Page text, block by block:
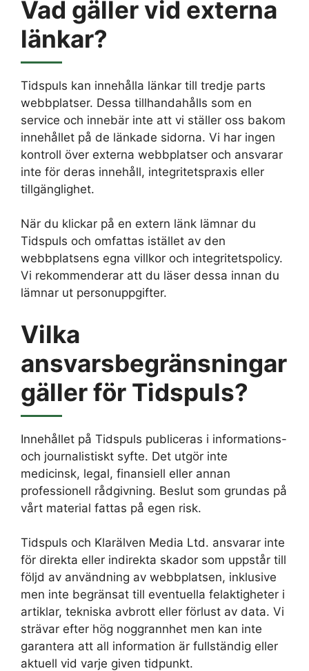
Vad gäller vid externa
länkar?
Tidspuls kan innehålla länkar till tredje parts
webbplatser. Dessa tillhandahålls som en
service och innebär inte att vi ställer oss bakom
innehållet på de länkade sidorna. Vi har ingen
kontroll över externa webbplatser och ansvarar
inte för deras innehåll, integritetspraxis eller
tillgänglighet.
När du klickar på en extern länk lämnar du
Tidspuls och omfattas istället av den
webbplatsens egna villkor och integritetspolicy.
Vi rekommenderar att du läser dessa innan du
lämnar ut personuppgifter.
Vilka
ansvarsbegränsningar
gäller för Tidspuls?
Innehållet på Tidspuls publiceras i informations-
och journalistiskt syfte. Det utgör inte
medicinsk, legal, finansiell eller annan
professionell rådgivning. Beslut som grundas på
vårt material fattas på egen risk.
Tidspuls och Klarälven Media Ltd. ansvarar inte
för direkta eller indirekta skador som uppstår till
följd av användning av webbplatsen, inklusive
men inte begränsat till eventuella felaktigheter i
artiklar, tekniska avbrott eller förlust av data. Vi
strävar efter hög noggrannhet men kan inte
garantera att all information är fullständig eller
aktuell vid varje given tidpunkt.